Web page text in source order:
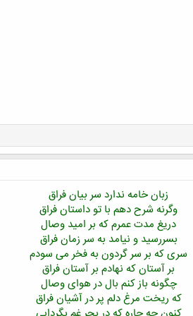
زبان خامه ندارد سر بیان فراق
وگرنه شرح دهم با تو داستان فراق
دریغ مدت عمرم که بر امید وصال
بسررسید و نیامد به سر زمان فراق
سری که بر سر گردون به فخر می سودم
بر آستان که نهادم بر آستان فراق
چگونه باز کنم بال در هوای وصال
که ریخت مرغ دلم پر در آشیان فراق